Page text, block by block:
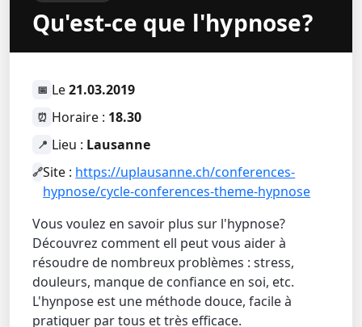
Qu'est-ce que l'hypnose?
📅 Le21.03.2019
⏰ Horaire : 18.30
📍 Lieu : Lausanne
🔗Site : https://uplausanne.ch/conferences-
hypnose/cycle-conferences-theme-hypnose
Vous voulez en savoir plus sur l'hypnose?
Découvrez comment ell peut vous aider à
résoudre de nombreux problèmes : stress,
douleurs, manque de confiance en soi, etc.
L'hynpose est une méthode douce, facile à
pratiquer par tous et très efficace.